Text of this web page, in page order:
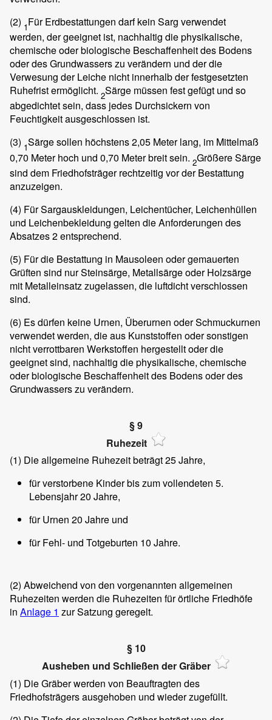
(2) 1Für Erdbestattungen darf kein Sarg verwendet
werden, der geeignet ist, nachhaltig die physikalische,
chemische oder biologische Beschaffenheit des Bodens
oder des Grundwassers zu verändern und der die
Verwesung der Leiche nicht innerhalb der festgesetzten
Ruhefrist ermöglicht. 2Särge müssen fest gefügt und so
abgedichtet sein, dass jedes Durchsickern von
Feuchtigkeit ausgeschlossen ist.
(3) 1Särge sollen höchstens 2,05 Meter lang, im Mittelmaß
0,70 Meter hoch und 0,70 Meter breit sein. 2Größere Särge
sind dem Friedhofsträger rechtzeitig vor der Bestattung
anzuzeigen.
(4) Für Sargauskleidungen, Leichentücher, Leichenhüllen
und Leichenbekleidung gelten die Anforderungen des
Absatzes 2 entsprechend.
(5) Für die Bestattung in Mausoleen oder gemauerten
Grüften sind nur Steinsärge, Metallsärge oder Holzsärge
mit Metalleinsatz zugelassen, die luftdicht verschlossen
sind.
(6) Es dürfen keine Urnen, Überurnen oder Schmuckurnen
verwendet werden, die aus Kunststoffen oder sonstigen
nicht verrottbaren Werkstoffen hergestellt oder die
geeignet sind, nachhaltig die physikalische, chemische
oder biologische Beschaffenheit des Bodens oder des
Grundwassers zu verändern.
§ 9
Ruhezeit
(1) Die allgemeine Ruhezeit beträgt 25 Jahre,
für verstorbene Kinder bis zum vollendeten 5.
Lebensjahr 20 Jahre,
für Urnen 20 Jahre und
für Fehl- und Totgeburten 10 Jahre.
(2) Abweichend von den vorgenannten allgemeinen
Ruhezeiten werden die Ruhezeiten für örtliche Friedhöfe
in Anlage 1 zur Satzung geregelt.
§ 10
Ausheben und Schließen der Gräber
(1) Die Gräber werden von Beauftragten des
Friedhofsträgers ausgehoben und wieder zugefüllt.